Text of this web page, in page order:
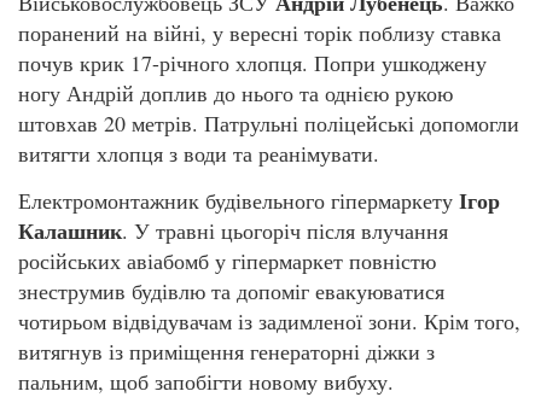
поранений на війні, у вересні торік поблизу ставка
почув крик 17-річного хлопця. Попри ушкоджену
ногу Андрій доплив до нього та однією рукою
штовхав 20 метрів. Патрульні поліцейські допомогли
витягти хлопця з води та реанімувати.
Електромонтажник будівельного гіпермаркету Ігор
Калашник. У травні цьогоріч після влучання
російських авіабомб у гіпермаркет повністю
знеструмив будівлю та допоміг евакуюватися
чотирьом відвідувачам із задимленої зони. Крім того,
витягнув із приміщення генераторні діжки з
пальним, щоб запобігти новому вибуху.